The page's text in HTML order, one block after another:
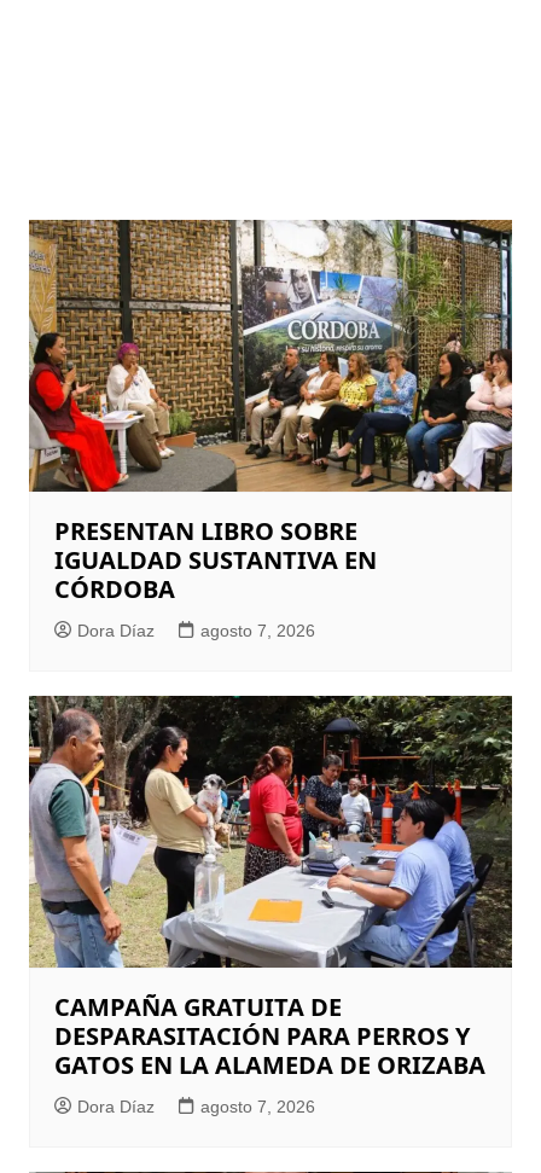
PRESENTAN LIBRO SOBRE
IGUALDAD SUSTANTIVA EN
CÓRDOBA
Dora Díaz agosto 7, 2026
CAMPAÑA GRATUITA DE
DESPARASITACIÓN PARA PERROS Y
GATOS EN LA ALAMEDA DE ORIZABA
Dora Díaz agosto 7, 2026